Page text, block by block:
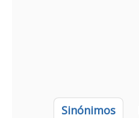
Sinónimos